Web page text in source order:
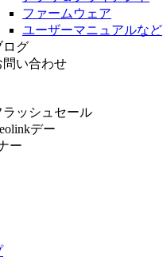
ファームウェア
ユーザーマニュアルなど
ログ
問い合わせ
ラッシュセール
デー
ー